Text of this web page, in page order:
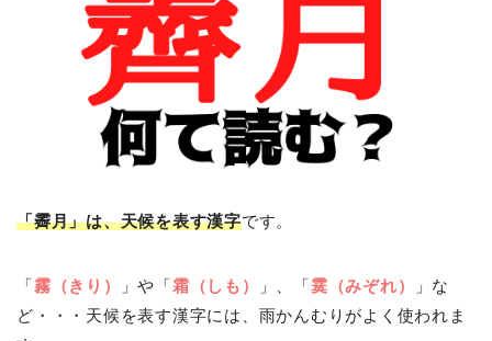
「霽月」は、天候を表す漢字です。
「霧（きり） 」や「霜（しも） 」、「霙（みぞれ）
」な
ど・・・天候を表す漢字には、雨かんむりがよく使われま